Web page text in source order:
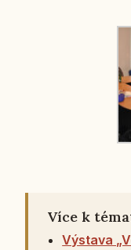
Více k
Výstava